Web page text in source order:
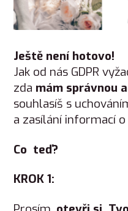
Ještě není hotovo!
Jak od nás GDPR
zda mám správnou
souhlasíš s
a zasílání informací
Co teď?
KROK 1: